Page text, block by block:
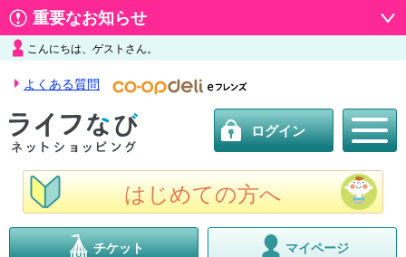
重要なお知らせ
こんにちは、ゲストさん。
よくある質問
ログイン
はじめての方へ
チケット マイページ